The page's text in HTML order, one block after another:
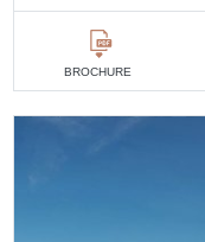
BROCHURE